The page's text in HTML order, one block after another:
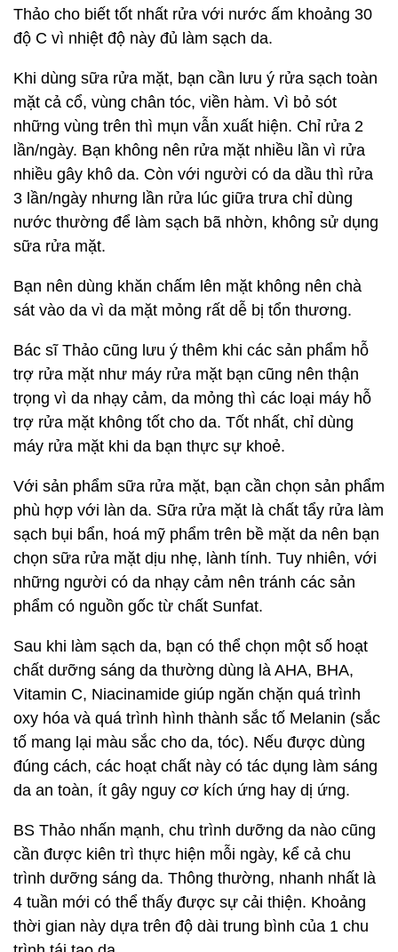
Thảo cho biết tốt nhất rửa với nước ấm khoảng 30
độ C vì nhiệt độ này đủ làm sạch da.
Khi dùng sữa rửa mặt, bạn cần lưu ý rửa sạch toàn
mặt cả cổ, vùng chân tóc, viền hàm. Vì bỏ sót
những vùng trên thì mụn vẫn xuất hiện. Chỉ rửa 2
lần/ngày. Bạn không nên rửa mặt nhiều lần vì rửa
nhiều gây khô da. Còn với người có da dầu thì rửa
3 lần/ngày nhưng lần rửa lúc giữa trưa chỉ dùng
nước thường để làm sạch bã nhờn, không sử dụng
sữa rửa mặt.
Bạn nên dùng khăn chấm lên mặt không nên chà
sát vào da vì da mặt mỏng rất dễ bị tổn thương.
Bác sĩ Thảo cũng lưu ý thêm khi các sản phẩm hỗ
trợ rửa mặt như máy rửa mặt bạn cũng nên thận
trọng vì da nhạy cảm, da mỏng thì các loại máy hỗ
trợ rửa mặt không tốt cho da. Tốt nhất, chỉ dùng
máy rửa mặt khi da bạn thực sự khoẻ.
Với sản phẩm sữa rửa mặt, bạn cần chọn sản phẩm
phù hợp với làn da. Sữa rửa mặt là chất tẩy rửa làm
sạch bụi bẩn, hoá mỹ phẩm trên bề mặt da nên bạn
chọn sữa rửa mặt dịu nhẹ, lành tính. Tuy nhiên, với
những người có da nhạy cảm nên tránh các sản
phẩm có nguồn gốc từ chất Sunfat.
Sau khi làm sạch da, bạn có thể chọn một số hoạt
chất dưỡng sáng da thường dùng là AHA, BHA,
Vitamin C, Niacinamide giúp ngăn chặn quá trình
oxy hóa và quá trình hình thành sắc tố Melanin (sắc
tố mang lại màu sắc cho da, tóc). Nếu được dùng
đúng cách, các hoạt chất này có tác dụng làm sáng
da an toàn, ít gây nguy cơ kích ứng hay dị ứng.
BS Thảo nhấn mạnh, chu trình dưỡng da nào cũng
cần được kiên trì thực hiện mỗi ngày, kể cả chu
trình dưỡng sáng da. Thông thường, nhanh nhất là
4 tuần mới có thể thấy được sự cải thiện. Khoảng
thời gian này dựa trên độ dài trung bình của 1 chu